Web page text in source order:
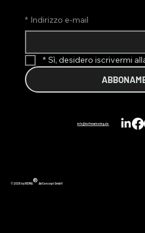
* Indirizzo e-mail
* Sì, desidero iscrivermi
info@duftmarketing.de
© 2026 by REIMA® AirConcept GmbH